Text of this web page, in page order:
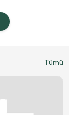
Tümü